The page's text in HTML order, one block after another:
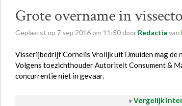
Grote overname in
Geplaatst op 7 sep 2016 om 11:50 door Redactievan
Visserijbedrijf Cornelis Vrolijk uit IJmuiden mag
Volgens toezichthouder Autoriteit Consument &
concurrentie niet in gevaar.
» Vergelijk